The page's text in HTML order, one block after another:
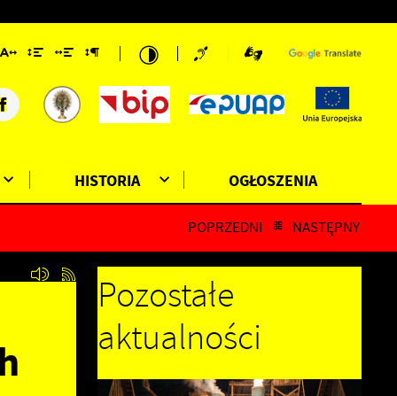
HISTORIA OGŁOSZENIA
POPRZEDNI NASTĘPNY
Pozostałe
aktualności